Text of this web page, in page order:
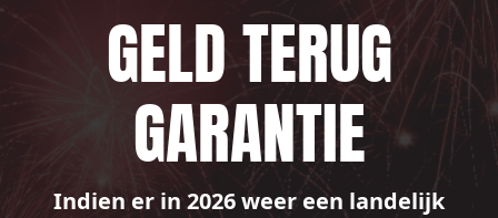
GELD TERUG
GARANTIE
Indien er in 2026 weer een landelijk